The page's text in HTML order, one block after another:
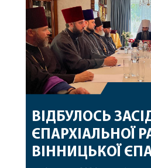
ВІДБУЛОСЬ
ЄПАРХІАЛЬНОЇ
ВІННИЦЬКОЇ